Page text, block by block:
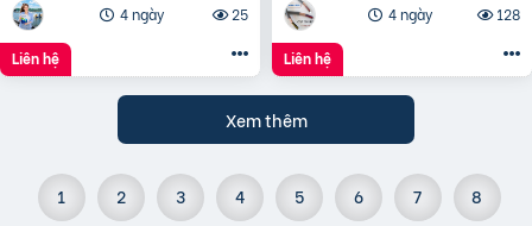
4 ngày
25
Liên hệ
4 ngày
128
Liên hệ
Xem thêm
1 2 3 4 5 6 7 8